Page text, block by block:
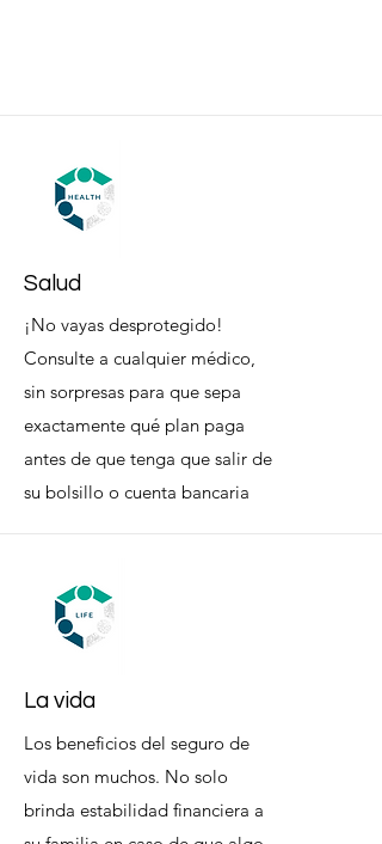
Salud
¡No vayas desprotegido!
Consulte a cualquier médico,
sin sorpresas para que sepa
exactamente qué plan paga
antes de que tenga que salir de
su bolsillo o cuenta bancaria
La vida
Los beneficios del seguro de
vida son muchos. No solo
brinda estabilidad financiera a